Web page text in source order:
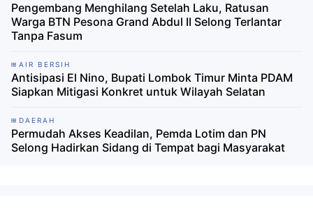
Pengembang Menghilang Setelah Laku, Ratusan
Warga BTN Pesona Grand Abdul II Selong Terlantar
Tanpa Fasum
AIR BERSIH
Antisipasi El Nino, Bupati Lombok Timur Minta PDAM
Siapkan Mitigasi Konkret untuk Wilayah Selatan
DAERAH
Permudah Akses Keadilan, Pemda Lotim dan PN
Selong Hadirkan Sidang di Tempat bagi Masyarakat